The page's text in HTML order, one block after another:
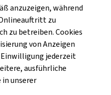
anzuzeigen, während
zu
zu betreiben. Cookies
von Anzeigen
jederzeit
ausführliche
unserer